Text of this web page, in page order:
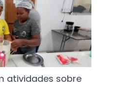
atividades sobre